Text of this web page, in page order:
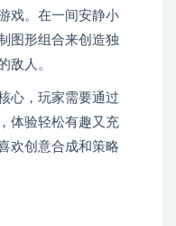
戏。在一间安静小
图形组合来创造独
敌人。
心，玩家需要通过
体验轻松有趣又充
欢创意合成和策略